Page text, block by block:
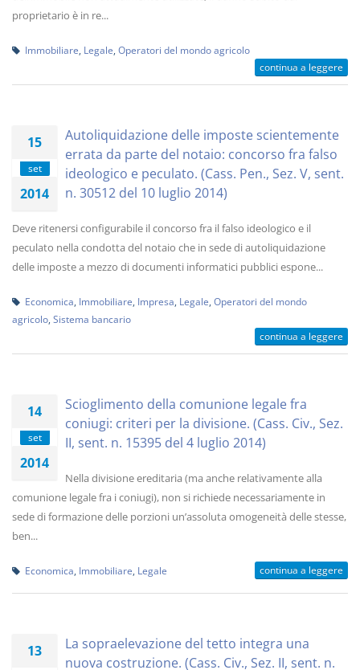
proprietario è in re...
Immobiliare Legale Operatori del mondo agricolo
continua a leggere
15
set
2014
Autoliquidazione delle imposte scientemente
errata da parte del notaio: concorso fra falso
ideologico e peculato. (Cass. Pen., Sez. V, sent.
n. 30512 del 10 luglio 2014)
Deve ritenersi configurabile il concorso fra il falso ideologico e il
peculato nella condotta del notaio che in sede di autoliquidazione
delle imposte a mezzo di documenti informatici pubblici espone...
Economica Immobiliare Impresa Legale Operatori del mondo
agricolo Sistema bancario
continua a leggere
14
set
2014
Scioglimento della comunione legale fra
coniugi: criteri per la divisione. (Cass. Civ., Sez.
II, sent. n. 15395 del 4 luglio 2014)
Nella divisione ereditaria (ma anche relativamente alla
comunione legale fra i coniugi), non si richiede necessariamente in
sede di formazione delle porzioni un’assoluta omogeneità delle stesse,
ben...
Economica Immobiliare Legale continua a leggere
13
La sopraelevazione del tetto integra una
nuova costruzione. (Cass. Civ., Sez. II, sent. n.